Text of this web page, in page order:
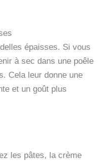
épaisses. Si vous
à sec dans une poêle
Cela leur donne une
et un goût plus
les pâtes, la crème